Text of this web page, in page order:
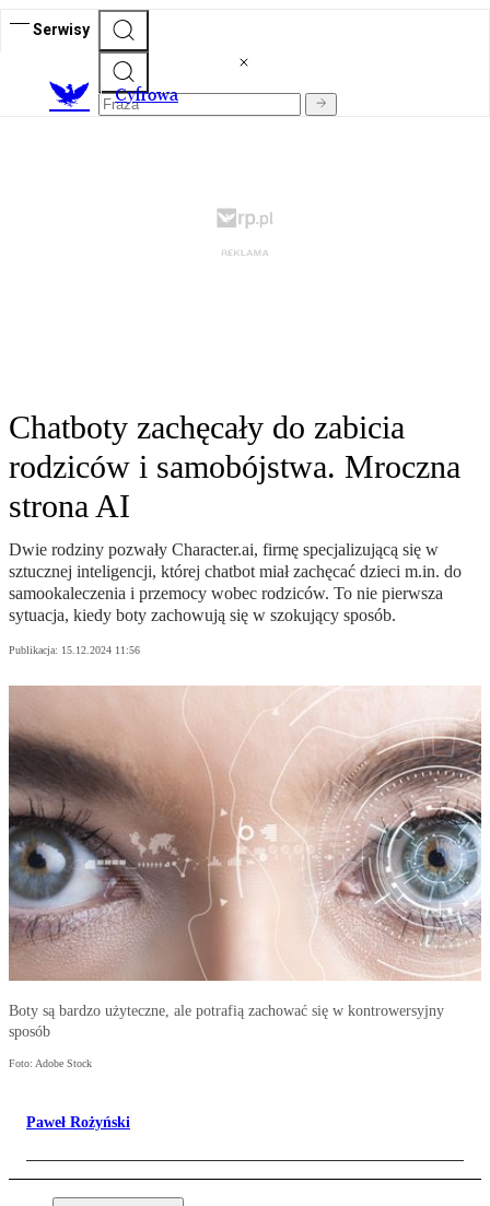
Serwisy
Cyfrowa
Chatboty zachęcały do zabicia
rodziców i samobójstwa. Mroczna
strona AI
Dwie rodziny pozwały Character.ai, firmę specjalizującą się w
sztucznej inteligencji, której chatbot miał zachęcać dzieci m.in. do
samookaleczenia i przemocy wobec rodziców. To nie pierwsza
sytuacja, kiedy boty zachowują się w szokujący sposób.
Publikacja: 15.12.2024 11:56
Boty są bardzo użyteczne, ale potrafią zachować się w kontrowersyjny
sposób
Foto: Adobe Stock
Paweł Rożyński